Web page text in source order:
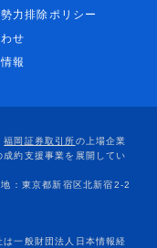
力排除ポリシー
せ
報